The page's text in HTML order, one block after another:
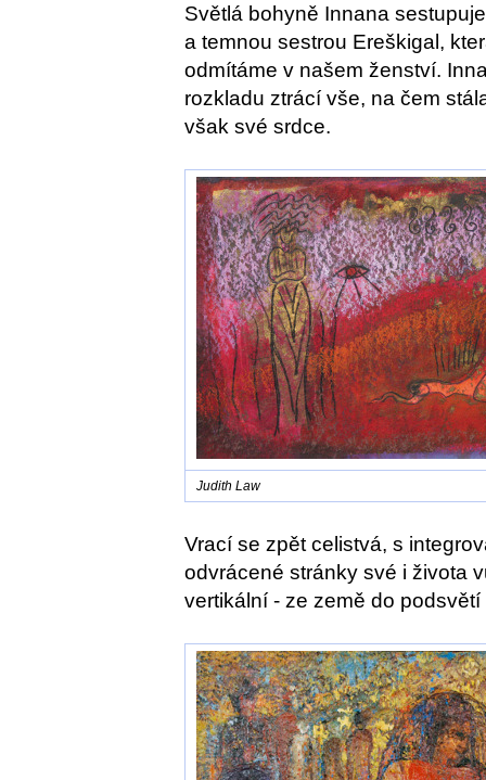
Světlá bohyně Innana
a temnou sestrou Ereškigal,
odmítáme v našem ženství.
rozkladu ztrácí vše, na čem
však své srdce.
Judith Law
Vrací se zpět celistvá, s
odvrácené stránky své i života
vertikální - ze země do